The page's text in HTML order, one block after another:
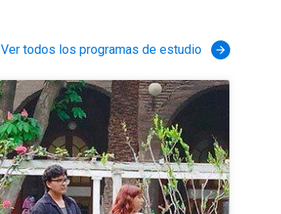
Ver todos los programas de estudio arrow_forward